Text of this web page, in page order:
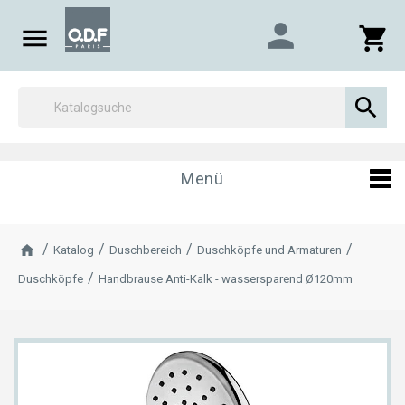
 shopping_cart
person

Menü
Katalog Duschbereich Duschköpfe und Armaturen
Duschköpfe Handbrause Anti-Kalk - wassersparend Ø120mm